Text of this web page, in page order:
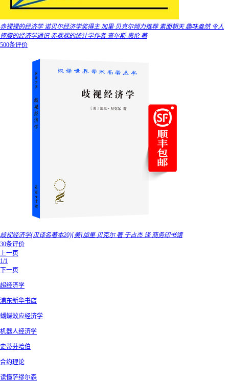
赤裸裸的经济学 诺贝尔经济学奖得主 加里·贝克尔倾力推荐 素面朝天 趣味盎然 令人
捧腹的经济学通识 赤裸裸的统计学作者 查尔斯·惠伦 著
500条评价
歧视经济学(汉译名著本20)[美]加里·贝克尔 著 于占杰 译 商务印书馆
30条评价
上一页
1/1
下一页
超经济学
浦东新华书店
蝴蝶效应经济学
机器人经济学
史蒂芬哈伯
合约理论
读懂萨缪尔森